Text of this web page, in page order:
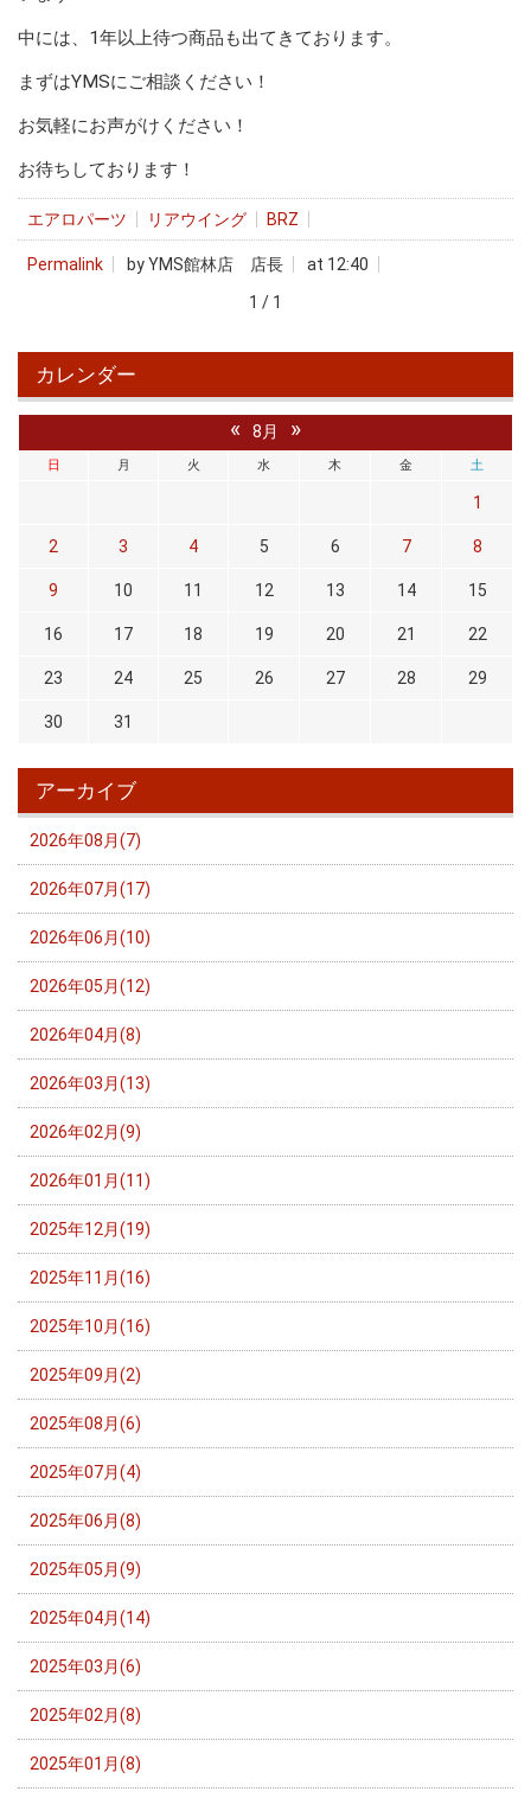
中には、1年以上待つ商品も出てきております。
まずはYMSにご相談ください！
お気軽にお声がけください！
お待ちしております！
エアロパーツ リアウイング BRZ
Permalink by YMS館林店 店長
at 12:40
1 / 1
カレンダー
« 8月 »
日 月 火 水 木 金 土
1
2 3 4 5 6 7 8
9 10 11 12 13 14 15
16 17 18 19 20 21 22
23 24 25 26 27 28 29
30 31
アーカイブ
2026年08月(7)
2026年07月(17)
2026年06月(10)
2026年05月(12)
2026年04月(8)
2026年03月(13)
2026年02月(9)
2026年01月(11)
2025年12月(19)
2025年11月(16)
2025年10月(16)
2025年09月(2)
2025年08月(6)
2025年07月(4)
2025年06月(8)
2025年05月(9)
2025年04月(14)
2025年03月(6)
2025年02月(8)
2025年01月(8)